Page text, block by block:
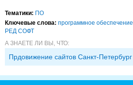
Тематики: ПО
Ключевые слова: программное обеспечение
РЕД СОФТ
А ЗНАЕТЕ ЛИ ВЫ, ЧТО:
Прдовижение сайтов Санкт-Петербург